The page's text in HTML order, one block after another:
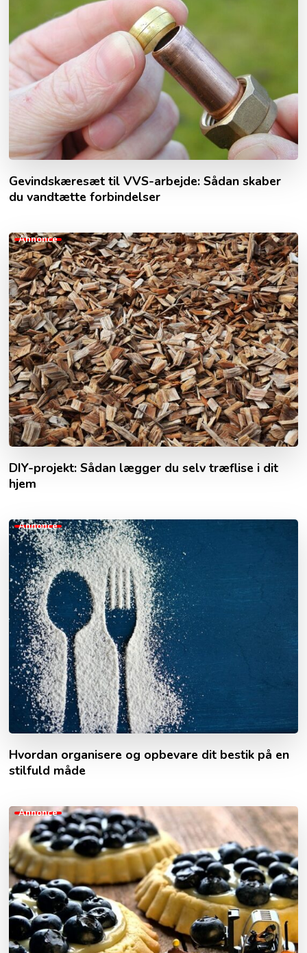
Gevindskæresæt til VVS-arbejde: Sådan skaber
du vandtætte forbindelser
Annonce
DIY-projekt: Sådan lægger du selv træflise i dit
hjem
Annonce
Hvordan organisere og opbevare dit bestik på en
stilfuld måde
Annonce